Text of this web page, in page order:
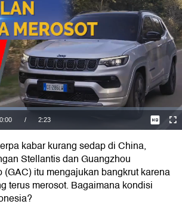
kabar kurang sedap di China,
Stellantis dan Guangzhou
(GAC) itu mengajukan bangkrut karena
terus merosot. Bagaimana kondisi